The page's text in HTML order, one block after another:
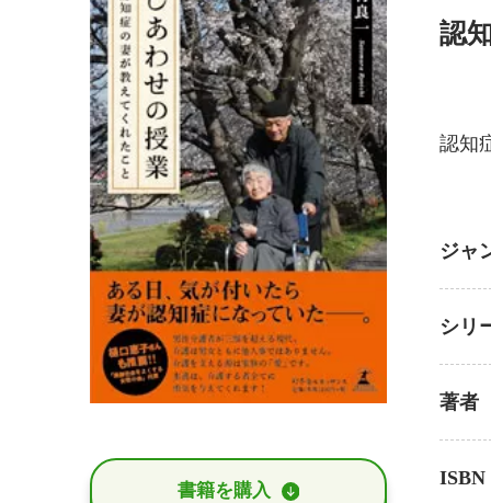
書籍を購⼊
認
認知
ジャ
シリ
著者
ISBN